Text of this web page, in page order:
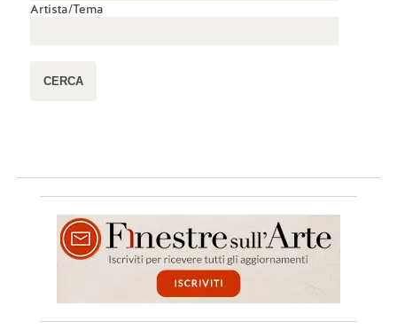
Artista/Tema